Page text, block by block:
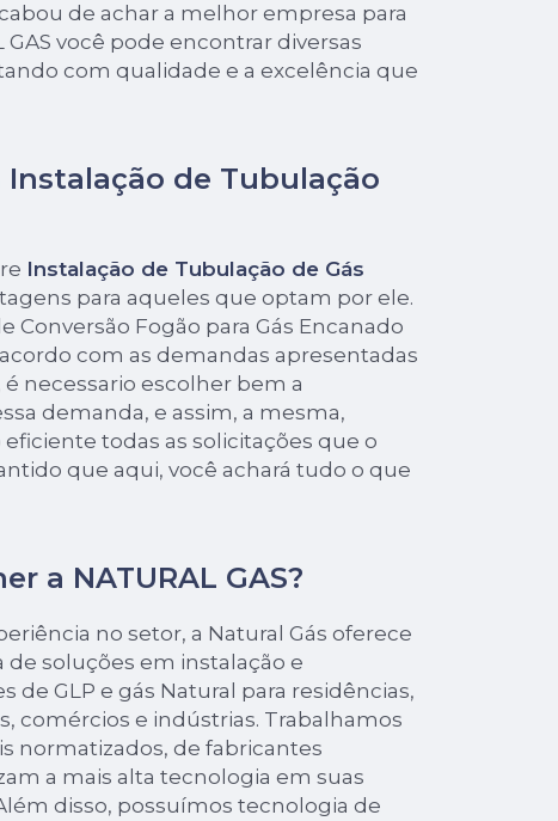
de achar a melhor empresa para
GAS você pode encontrar diversas
com qualidade e a excelência que
Instalação de Tubulação
Instalação de Tubulação de Gás
para aqueles que optam por ele.
Conversão Fogão para Gás Encanado
com as demandas apresentadas
necessario escolher bem a
demanda, e assim, a mesma,
todas as solicitações que o
que aqui, você achará tudo o que
a NATURAL GAS?
no setor, a Natural Gás oferece
soluções em instalação e
de GLP e gás Natural para residências,
comércios e indústrias. Trabalhamos
normatizados, de fabricantes
a mais alta tecnologia em suas
disso, possuímos tecnologia de